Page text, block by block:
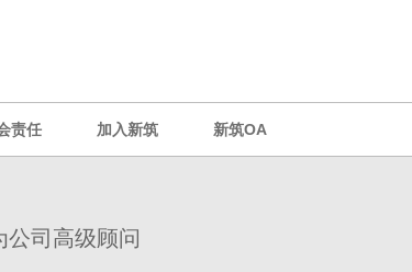
责任 加入新筑 新筑OA
公司高级顾问